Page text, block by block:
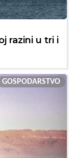
razini u tri i
GOSPODARSTVO